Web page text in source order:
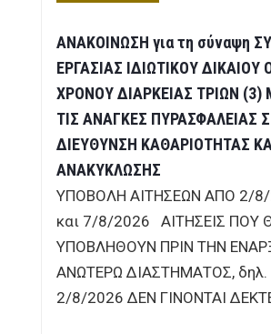
ΑΝΑΚΟΙΝΩΣΗ για τη σύναψη
ΕΡΓΑΣΙΑΣ ΙΔΙΩΤΙΚΟΥ
ΧΡΟΝΟΥ ΔΙΑΡΚΕΙΑΣ ΤΡΙΩΝ (3)
ΤΙΣ ΑΝΑΓΚΕΣ ΠΥΡΑΣΦΑΛΕΙΑΣ
ΔΙΕΥΘΥΝΣΗ ΚΑΘΑΡΙΟΤΗΤΑΣ
ΑΝΑΚΥΚΛΩΣΗΣ
ΥΠΟΒΟΛΗ ΑΙΤΗΣΕΩΝ ΑΠΟ 2/
και 7/8/2026 ΑΙΤΗΣΕΙΣ ΠΟΥ
ΥΠΟΒΛΗΘΟΥΝ ΠΡΙΝ ΤΗΝ
ΑΝΩΤΕΡΩ ΔΙΑΣΤΗΜΑΤΟΣ, δηλ.
2/8/2026 ΔΕΝ ΓΙΝΟΝΤΑΙ